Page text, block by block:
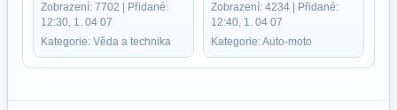
Zobrazení: 7702 | Přidané:
12:30, 1. 04 07
Kategorie: Věda a technika
Zobrazení: 4234 | Přidané:
12:40, 1. 04 07
Kategorie: Auto-moto